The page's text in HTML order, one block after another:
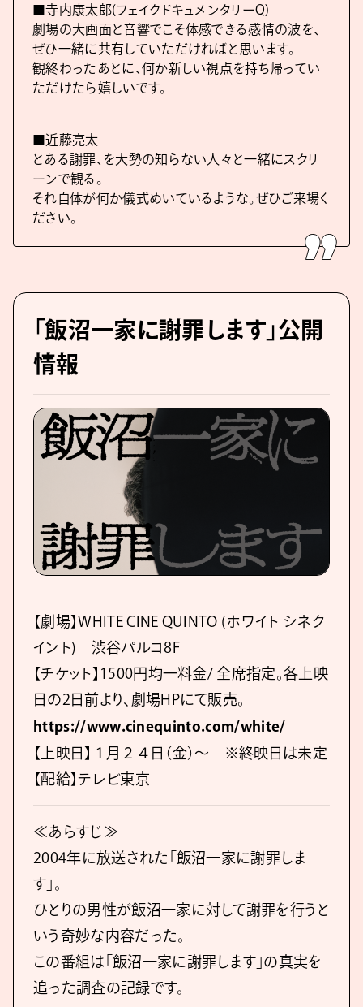
■寺内康太郎(フェイクドキュメンタリーQ)
劇場の大画面と音響でこそ体感できる感情の波を、
ぜひ一緒に共有していただければと思います。
観終わったあとに、何か新しい視点を持ち帰ってい
ただけたら嬉しいです。
■近藤亮太
とある謝罪、を大勢の知らない人々と一緒にスクリ
ーンで観る。
それ自体が何か儀式めいているような。ぜひご来場く
ださい。
「飯沼一家に謝罪します」公開
情報
【劇場】WHITE CINE QUINTO (ホワイト シネク
イント) 渋谷パルコ8F
【チケット】1500円均一料金/ 全席指定。各上映
日の2日前より、劇場HPにて販売。
https://www.cinequinto.com/white/
【上映日】１月２４日（金）〜 ※終映日は未定
【配給】テレビ東京
≪あらすじ≫
2004年に放送された「飯沼一家に謝罪しま
す」。
ひとりの男性が飯沼一家に対して謝罪を行うと
いう奇妙な内容だった。
この番組は「飯沼一家に謝罪します」の真実を
追った調査の記録です。